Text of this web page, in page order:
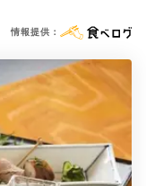
しています。
情報提供：